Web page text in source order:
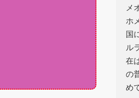
メ
ホ
国
ル
在
の
め